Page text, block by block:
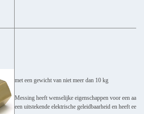
met een gewicht van niet meer dan 10 kg
Messing heeft wenselijke eigenschappen voor een
een uitstekende elektrische geleidbaarheid en heeft een